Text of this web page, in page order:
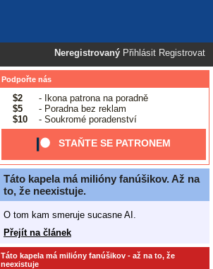
Neregistrovaný Přihlásit Registrovat
Podpořte nás
$2
- Ikona patrona na poradně
$5
- Poradna bez reklam
$10
- Soukromé poradenství
STAŇTE SE PATRONEM
Táto kapela má milióny fanúšikov. Až na
to, že neexistuje.
O tom kam smeruje sucasne AI.
Přejít na článek
Táto kapela má milióny fanúšikov - až na to, že
neexistuje